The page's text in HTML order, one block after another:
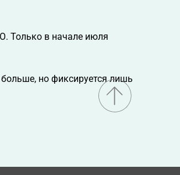
Только в начале июля
но фиксируется лишь